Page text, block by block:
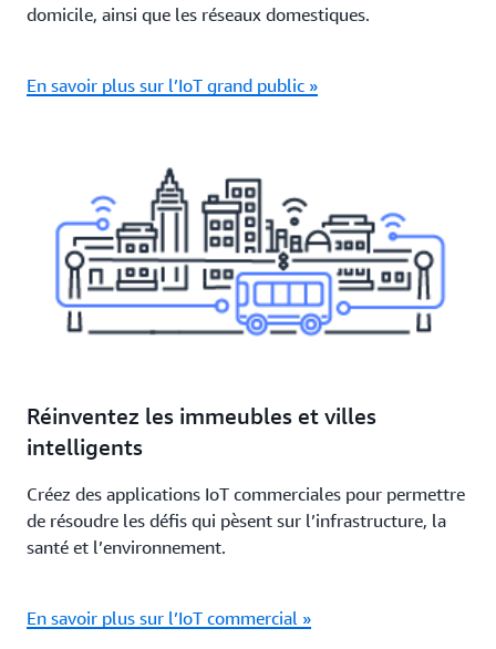
domicile, ainsi que les réseaux domestiques.
En savoir plus sur l’IoT grand public »
Réinventez les immeubles et villes
intelligents
Créez des applications IoT commerciales pour permettre
de résoudre les défis qui pèsent sur l’infrastructure, la
santé et l’environnement.
En savoir plus sur l’IoT commercial »